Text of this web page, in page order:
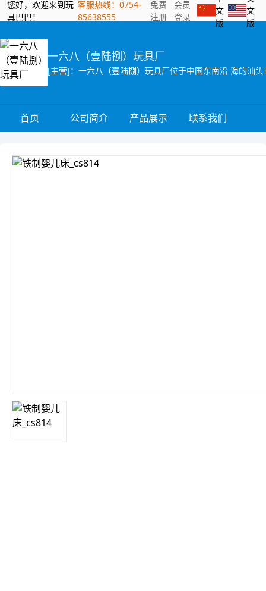
您好，欢迎来到玩
具巴巴！
客服热线：0754-
85638555
免费
注册
会员
登录
文
版
文
版
一六八（壹陆捌）玩具厂
首页 公司简介 产品展示 联系我们